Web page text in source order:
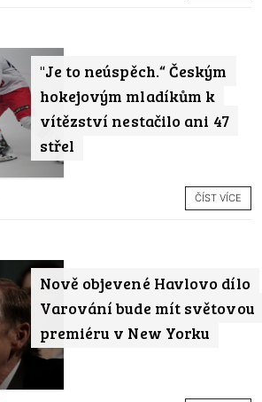
"Je to neúspěch.“ Českým
hokejovým mladíkům k
vítězství nestačilo ani 47
střel
ČÍST VÍCE
Nově objevené Havlovo dílo
Varování bude mít světovou
premiéru v New Yorku